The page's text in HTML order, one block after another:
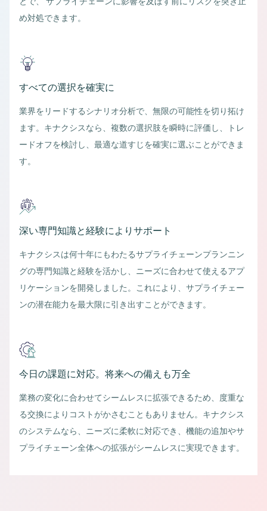
め対処できます。
すべての選択を確実に
業界をリードするシナリオ分析で、無限の可能性を切り拓け
ます。キナクシスなら、複数の選択肢を瞬時に評価し、トレ
ードオフを検討し、最適な道すじを確実に選ぶことができま
す。
深い専門知識と経験によりサポート
キナクシスは何十年にもわたるサプライチェーンプランニン
グの専門知識と経験を活かし、ニーズに合わせて使えるアプ
リケーションを開発しました。これにより、サプライチェー
ンの潜在能力を最大限に引き出すことができます。
今日の課題に対応。将来への備えも万全
業務の変化に合わせてシームレスに拡張できるため、度重な
る交換によりコストがかさむこともありません。キナクシス
のシステムなら、ニーズに柔軟に対応でき、機能の追加やサ
プライチェーン全体への拡張がシームレスに実現できます。